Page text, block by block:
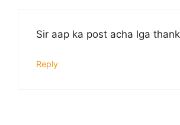
Sir aap ka post acha lga
Reply